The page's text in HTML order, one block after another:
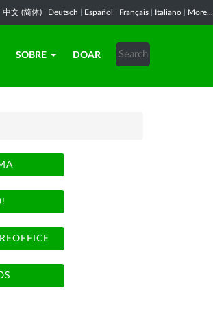
中文 (简体) Deutsch Español Français Italiano More...
SOBRE DOAR